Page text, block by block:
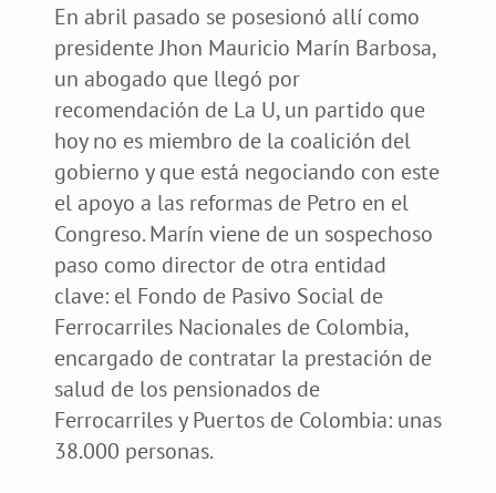
En abril pasado se posesionó allí como
presidente Jhon Mauricio Marín Barbosa,
un abogado que llegó por
recomendación de La U, un partido que
hoy no es miembro de la coalición del
gobierno y que está negociando con este
el apoyo a las reformas de Petro en el
Congreso. Marín viene de un sospechoso
paso como director de otra entidad
clave: el Fondo de Pasivo Social de
Ferrocarriles Nacionales de Colombia,
encargado de contratar la prestación de
salud de los pensionados de
Ferrocarriles y Puertos de Colombia: unas
38.000 personas.